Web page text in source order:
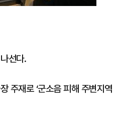
선다.
주재로 ‘군소음 피해 주변지역